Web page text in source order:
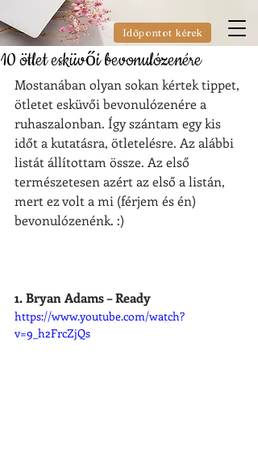
Időpontot kérek
10 ötlet esküvői bevonulózenére
Mostanában olyan sokan kértek tippet,
ötletet esküvői bevonulózenére a
ruhaszalonban. Így szántam egy kis
időt a kutatásra, ötletelésre. Az alábbi
listát állítottam össze. Az első
természetesen azért az első a listán,
mert ez volt a mi (férjem és én)
bevonulózenénk. :)
1. Bryan Adams – Ready
https://www.youtube.com/watch?
v=9_h2FrcZjQs